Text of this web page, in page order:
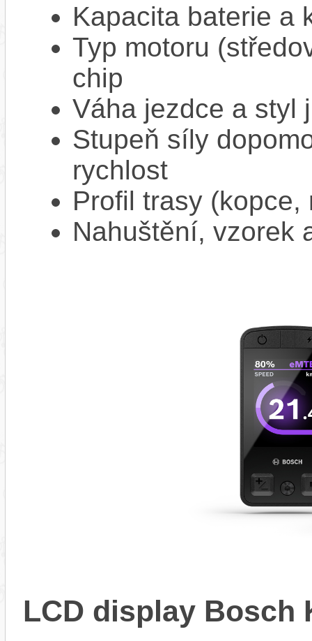
Kapacita baterie a
Typ motoru
chip
Váha jezdce a styl
Stupeň síly
rychlost
Profil trasy
Nahuštění, vzorek
LCD display Bosch